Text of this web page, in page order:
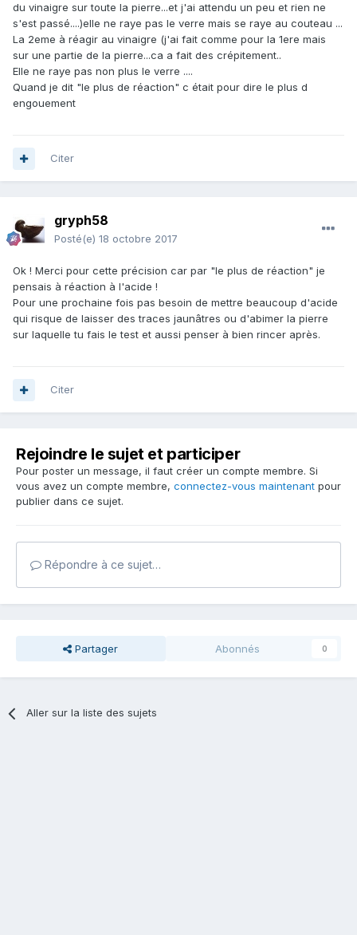
du vinaigre sur toute la pierre...et j'ai attendu un peu et rien ne
s'est passé....)elle ne raye pas le verre mais se raye au couteau ...
La 2eme à réagir au vinaigre (j'ai fait comme pour la 1ere mais
sur une partie de la pierre...ca a fait des crépitement..
Elle ne raye pas non plus le verre ....
Quand je dit "le plus de réaction" c était pour dire le plus d
engouement
Citer
gryph58
Posté(e) 18 octobre 2017
Ok ! Merci pour cette précision car par "le plus de réaction" je
pensais à réaction à l'acide !
Pour une prochaine fois pas besoin de mettre beaucoup d'acide
qui risque de laisser des traces jaunâtres ou d'abimer la pierre
sur laquelle tu fais le test et aussi penser à bien rincer après.
Citer
Rejoindre le sujet et participer
Pour poster un message, il faut créer un compte membre. Si
vous avez un compte membre, connectez-vous maintenant pour
publier dans ce sujet.
Répondre à ce sujet…
Partager Abonnés 0
Aller sur la liste des sujets